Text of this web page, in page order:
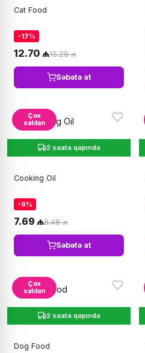
Cat Food
-17%
12.70 ₼15.28 ₼
Səbətə at
Çox
satılan
2 saata qapında
Cooking Oil
-9%
7.69 ₼8.48 ₼
Səbətə at
Çox
satılan
2 saata qapında
Dog Food